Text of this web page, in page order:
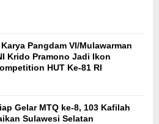
Pangdam VI/Mulawarman
Krido Pramono Jadi Ikon
HUT Ke-81 RI
Gelar MTQ ke-8, 103 Kafilah
Sulawesi Selatan